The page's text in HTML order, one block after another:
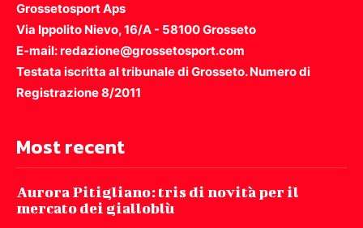
Grossetosport Aps
Via Ippolito Nievo, 16/A - 58100 Grosseto
E-mail: redazione@grossetosport.com
Testata iscritta al tribunale di Grosseto. Numero di
Registrazione 8/2011
Most recent
Aurora Pitigliano: tris di novità per il
mercato dei gialloblù